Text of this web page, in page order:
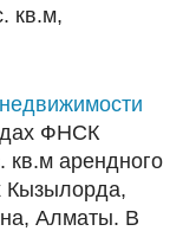
кв.м,
ФНСК
кв.м арендного
Кызылорда,
Алматы. В